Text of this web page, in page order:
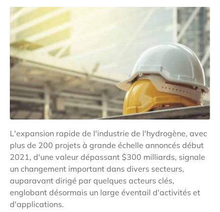
L'expansion rapide de l'industrie de l'hydrogène, avec
plus de 200 projets à grande échelle annoncés début
2021, d'une valeur dépassant $300 milliards, signale
un changement important dans divers secteurs,
auparavant dirigé par quelques acteurs clés,
englobant désormais un large éventail d'activités et
d'applications.